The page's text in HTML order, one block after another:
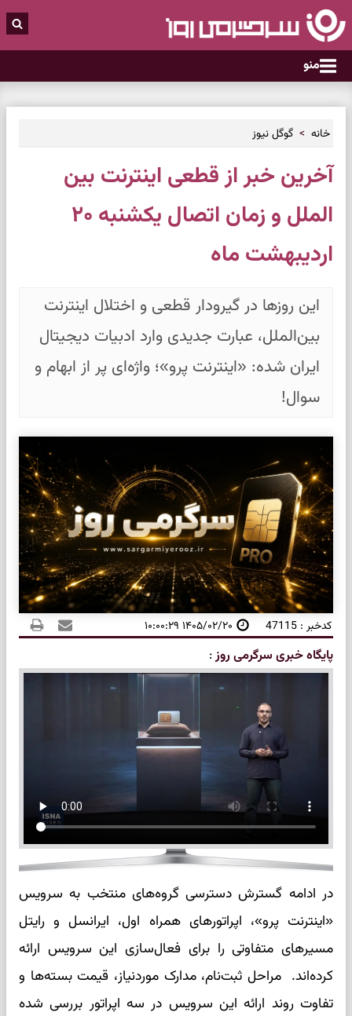
منو
خانه گوگل نیوز
آخرین خبر از قطعی اینترنت بین
الملل و زمان اتصال یکشنبه ۲۰
اردیبهشت ماه
این روزها در گیرودار قطعی و اختلال اینترنت
بین‌الملل، عبارت جدیدی وارد ادبیات دیجیتال
ایران شده: «اینترنت پرو»؛ واژه‌ای پر از ابهام و
سوال!
کدخبر : 47115 ۱۴۰۵/۰۲/۲۰ ۱۰:۰۰:۲۹
پایگاه خبری سرگرمی روز:
در ادامه گسترش دسترسی گروه‌های منتخب به سرویس
«اینترنت پرو»، اپراتورهای همراه اول، ایرانسل و رایتل
مسیرهای متفاوتی را برای فعال‌سازی این سرویس ارائه
کرده‌اند. مراحل ثبت‌نام، مدارک موردنیاز، قیمت بسته‌ها و
تفاوت روند ارائه این سرویس در سه اپراتور بررسی شده